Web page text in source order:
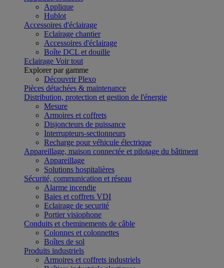
Applique
Hublot
Accessoires d'éclairage
Eclairage chantier
Accessoires d'éclairage
Boîte DCL et douille
Eclairage Voir tout
Explorer par gamme
Découvrir Plexo
Pièces détachées & maintenance
Distribution, protection et gestion de l'énergie
Mesure
Armoires et coffrets
Disjoncteurs de puissance
Interrupteurs-sectionneurs
Recharge pour véhicule électrique
Appareillage, maison connectée et pilotage du bâtiment
Appareillage
Solutions hospitalières
Sécurité, communication et réseau
Alarme incendie
Baies et coffrets VDI
Eclairage de securité
Portier visiophone
Conduits et cheminements de câble
Colonnes et colonnettes
Boîtes de sol
Produits industriels
Armoires et coffrets industriels